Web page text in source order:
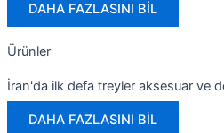
DAHA FAZLASINI BİL
Ürünler
İran'da ilk defa treyler aksesuar ve
DAHA FAZLASINI BİL